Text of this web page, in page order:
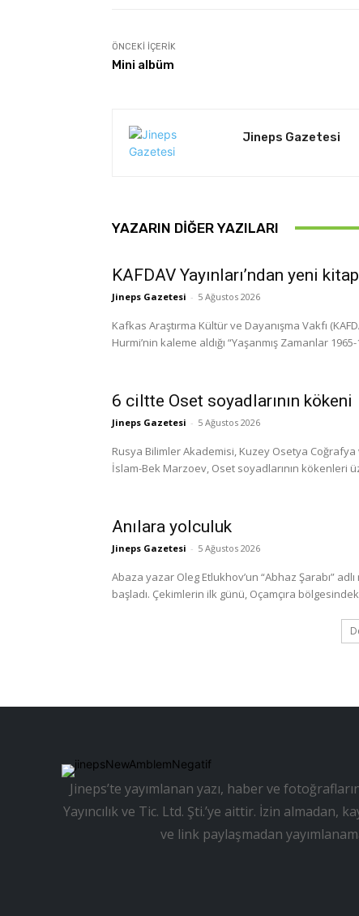
ÖNCEKI İÇERIK
Mini albüm
Jineps Gazetesi
YAZARIN DIĞER YAZILARI
KAFDAV Yayınları’ndan yeni
Jineps Gazetesi - 5 Ağustos 2026
Kafkas Araştırma Kültür ve Dayanışma Vakfı
Hurmi’nin kaleme aldığı “Yaşanmış Zamanlar
6 ciltte Oset soyadlarının kökeni
Jineps Gazetesi - 5 Ağustos 2026
Rusya Bilimler Akademisi, Kuzey Osetya
İslam-Bek Marzoev, Oset soyadlarının kökenleri
Anılara yolculuk
Jineps Gazetesi - 5 Ağustos 2026
Abaza yazar Oleg Etlukhov’un “Abhaz Şarabı”
başladı. Çekimlerin ilk günü, Oçamçıra
Jineps’te yayımlanan yazı, haber ve
Yayıncılık ve Tic. Ltd. Şti.’ye aittir. İzin almadan,
ve link paylaşmadan